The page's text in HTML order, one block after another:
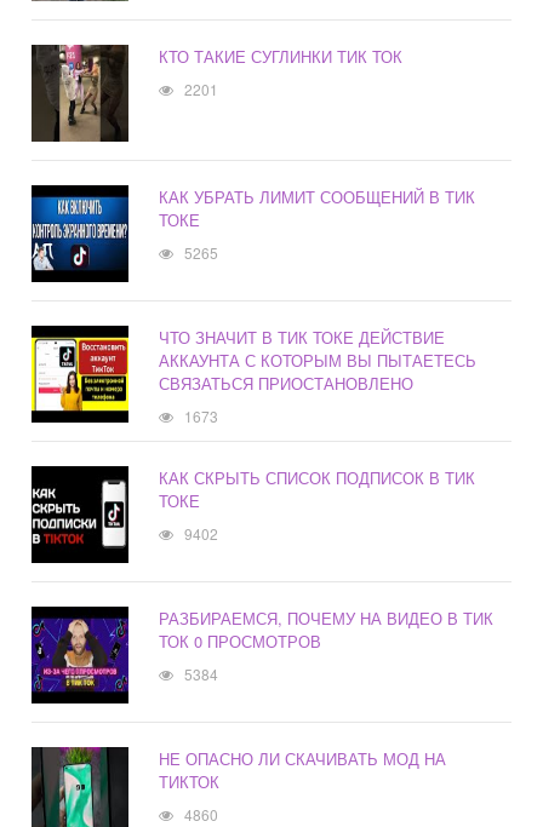
КТО ТАКИЕ СУГЛИНКИ ТИК ТОК
2201
КАК УБРАТЬ ЛИМИТ СООБЩЕНИЙ В ТИК
ТОКЕ
5265
ЧТО ЗНАЧИТ В ТИК ТОКЕ ДЕЙСТВИЕ
АККАУНТА С КОТОРЫМ ВЫ ПЫТАЕТЕСЬ
СВЯЗАТЬСЯ ПРИОСТАНОВЛЕНО
1673
КАК СКРЫТЬ СПИСОК ПОДПИСОК В ТИК
ТОКЕ
9402
РАЗБИРАЕМСЯ, ПОЧЕМУ НА ВИДЕО В ТИК
ТОК 0 ПРОСМОТРОВ
5384
НЕ ОПАСНО ЛИ СКАЧИВАТЬ МОД НА
ТИКТОК
4860